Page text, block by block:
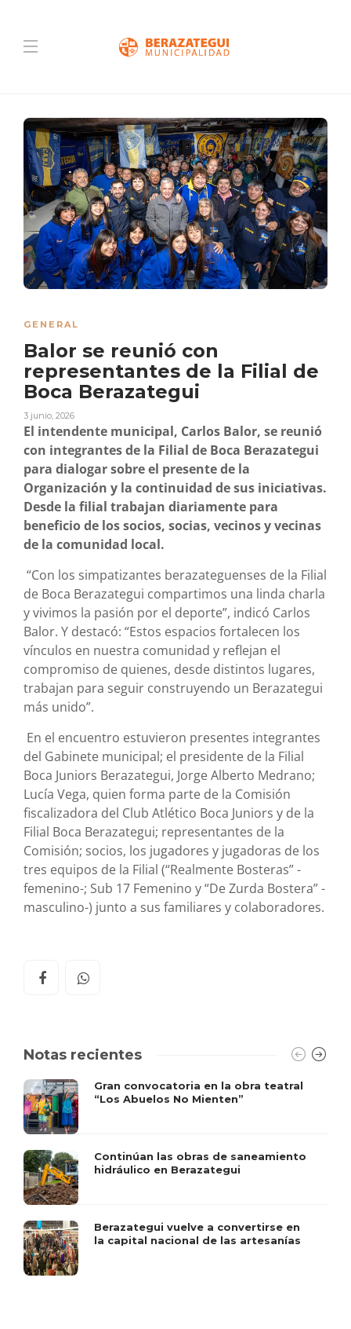
GENERAL
Balor se reunió con
representantes de la Filial de
Boca Berazategui
3 junio, 2026
El intendente municipal, Carlos Balor, se reunió
con integrantes de la Filial de Boca Berazategui
para dialogar sobre el presente de la
Organización y la continuidad de sus iniciativas.
Desde la filial trabajan diariamente para
beneficio de los socios, socias, vecinos y vecinas
de la comunidad local.
“Con los simpatizantes berazateguenses de la Filial
de Boca Berazategui compartimos una linda charla
y vivimos la pasión por el deporte”, indicó Carlos
Balor. Y destacó: “Estos espacios fortalecen los
vínculos en nuestra comunidad y reflejan el
compromiso de quienes, desde distintos lugares,
trabajan para seguir construyendo un Berazategui
más unido”.
En el encuentro estuvieron presentes integrantes
del Gabinete municipal; el presidente de la Filial
Boca Juniors Berazategui, Jorge Alberto Medrano;
Lucía Vega, quien forma parte de la Comisión
fiscalizadora del Club Atlético Boca Juniors y de la
Filial Boca Berazategui; representantes de la
Comisión; socios, los jugadores y jugadoras de los
tres equipos de la Filial (“Realmente Bosteras” -
femenino-; Sub 17 Femenino y “De Zurda Bostera” -
masculino-) junto a sus familiares y colaboradores.
Notas recientes
Gran convocatoria en la obra teatral
“Los Abuelos No Mienten”
Continúan las obras de saneamiento
hidráulico en Berazategui
Berazategui vuelve a convertirse en
la capital nacional de las artesanías